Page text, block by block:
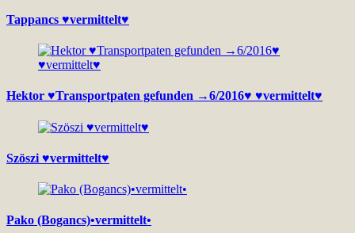
Tappancs ♥vermittelt♥
Hektor ♥Transportpaten gefunden →6/2016♥ ♥vermittelt♥
Szöszi ♥vermittelt♥
Pako (Bogancs)•vermittelt•